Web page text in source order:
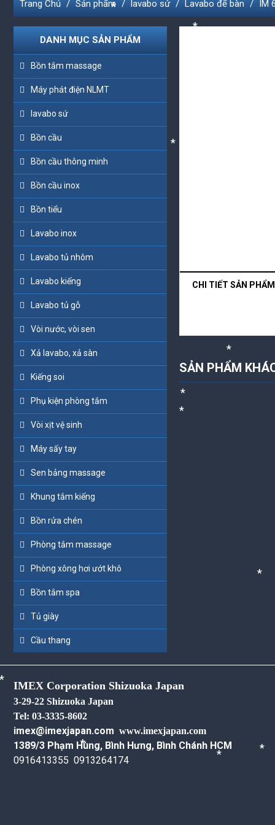
*
*
*
*
*
*
*
Trang Chủ Sản phẩm lavabo sứ Lavabo để bàn IM
DANH MỤC SẢN PHẨM
Bồn tắm massage
Máy phát điện NLMT
lavabo sứ
Bồn cầu
Bồn cầu thông minh
Bồn cầu inox
Bồn tiểu
Lavabo inox
Lavabo tủ nhôm
Lavabo kiếng
Lavabo tủ gỗ
Vòi nước, vòi sen
Xả lavabo, xả sàn
Kiếng soi
Phụ kiện phòng tắm
Vòi xịt vệ sinh
Máy sấy tay
Sen bảng massage
Khung tắm kiếng
Bồn rửa chén
Phòng tắm massage
Phòng xông hơi ướt khô
Bồn tắm spa
Tủ giày
Cầu thang
CHI TIẾT SẢN PHẨM
SẢN PHẨM
IMEX Corporation Shizuoka Japan
3-29-22 Shizuoka Japan
Tel: 03-3335-8602
imex@imexjapan.com www.imexjapan.com
1389/3 Phạm Hùng, Bình Hưng, Bình Chánh HCM
0916413355 0913264174